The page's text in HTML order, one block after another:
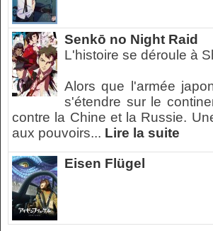
Senkō no Night Raid
L'histoire se déroule à
Alors que l'armée
s'étendre sur le
contre la Chine et la Russie.
aux pouvoirs... Lire la suite
Eisen Flügel